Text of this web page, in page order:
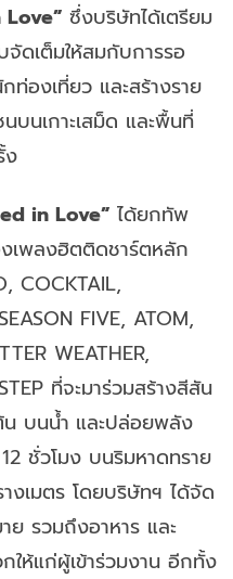
ซึ่งบริษัทได้เตรียม
ดเต็มให้สมกับการรอ
ท่องเที่ยว และสร้างราย
บนเกาะเสม็ด และพื้นที่
ง
in Love” ได้ยกทัพ
งเพลงฮิตติดชาร์ตหลัก
COCKTAIL,
FIVE, ATOM,
WEATHER,
ที่จะมาร่วมสร้างสีสัน
น บนน้ำ และปล่อยพลัง
ชั่วโมง บนริมหาดทราย
งเมตร โดยบริษัทฯ ได้จัด
รวมถึงอาหาร และ
ให้แก่ผู้เข้าร่วมงาน อีกทั้ง